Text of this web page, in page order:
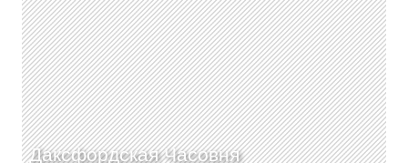
Даксфордская Часовня